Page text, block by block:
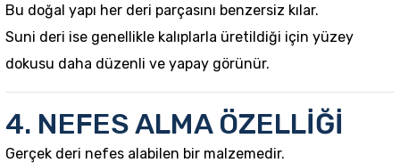
Bu doğal yapı her deri parçasını benzersiz kılar.
Suni deri ise genellikle kalıplarla üretildiği için yüzey
dokusu daha düzenli ve yapay görünür.
4. NEFES ALMA ÖZELLİĞİ
Gerçek deri nefes alabilen bir malzemedir.